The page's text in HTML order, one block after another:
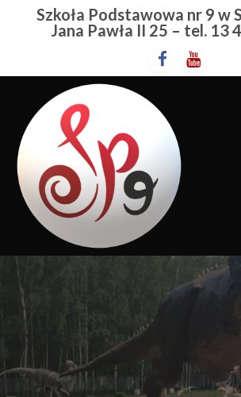
PrzejdźSzkoła Podstawowa nr 9 w
Jana Pawła II 25 – tel. 13
Szkoła Podstawowa nr 9 w